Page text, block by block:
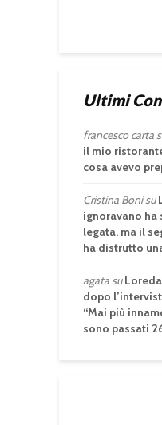
Ultimi
francesco carta
il mio
cosa avevo
Cristina Bonisu
ignoravano ha
legata, ma il
ha distrutto
agatasu
dopo
“Mai più
sono passati